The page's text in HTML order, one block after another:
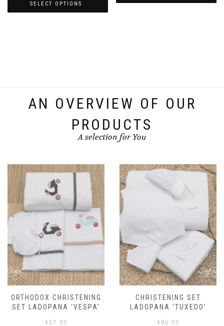
SELECT OPTIONS
may
chosen
product
page
AN OVERVIEW OF OUR
PRODUCTS
A selection for You
ORTHODOX CHRISTENING
SET LADOPANA ‘VESPA’
€57.00
CHRISTENING SET
LADOPANA ‘TUXEDO’
€ 86.00